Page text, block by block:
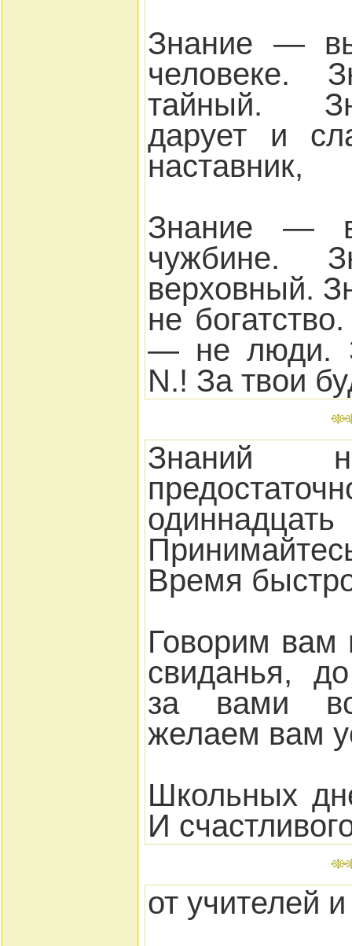
Знание —
человеке.
тайный.
дарует и
наставник,
Знание —
чужбине.
верховный.
не
— не люди.
N.! За твои
Знаний
Время
Говорим
свиданья,
за вами
желаем вам
Школьных
И
от учителей